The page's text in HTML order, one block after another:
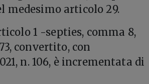
medesimo articolo 29.
1 -septies, comma 8,
convertito, con
n. 106, è incrementata di